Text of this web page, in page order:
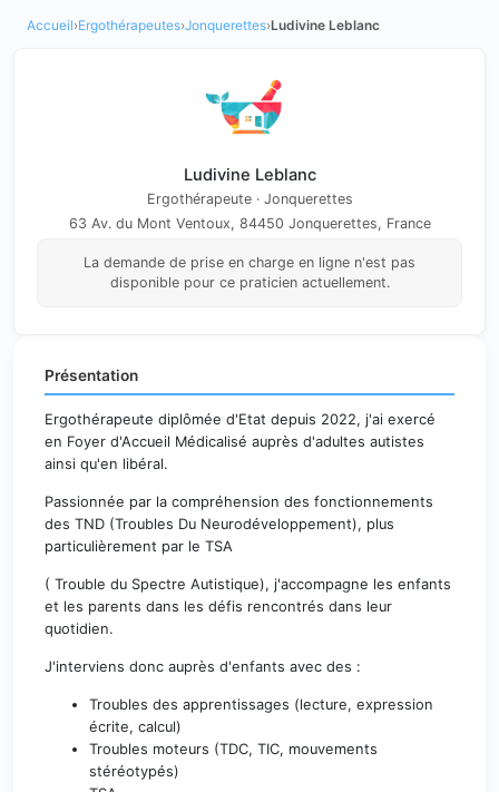
Accueil›Ergothérapeutes›Jonquerettes›Ludivine Leblanc
Présentation
Ergothérapeute diplômée d'Etat depuis 2022, j'ai exercé
en Foyer d'Accueil Médicalisé auprès d'adultes autistes
ainsi qu'en libéral.
Passionnée par la compréhension des fonctionnements
des TND (Troubles Du Neurodéveloppement), plus
particulièrement par le TSA
( Trouble du Spectre Autistique), j'accompagne les enfants
et les parents dans les défis rencontrés dans leur
quotidien.
J'interviens donc auprès d'enfants avec des :
Troubles des apprentissages (lecture, expression
écrite, calcul)
Troubles moteurs (TDC, TIC, mouvements
stéréotypés)
Ludivine Leblanc
Ergothérapeute · Jonquerettes
63 Av. du Mont Ventoux, 84450 Jonquerettes, France
La demande de prise en charge en ligne n'est pas
disponible pour ce praticien actuellement.